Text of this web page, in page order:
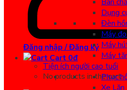
Đăng nhập / Đăng ký
Cart 0đ
No products in the cart.
Dụng
Đèn
Máy
Máy
Máy
Tiện ích người cao tuổi
Phục
Xe Lăn